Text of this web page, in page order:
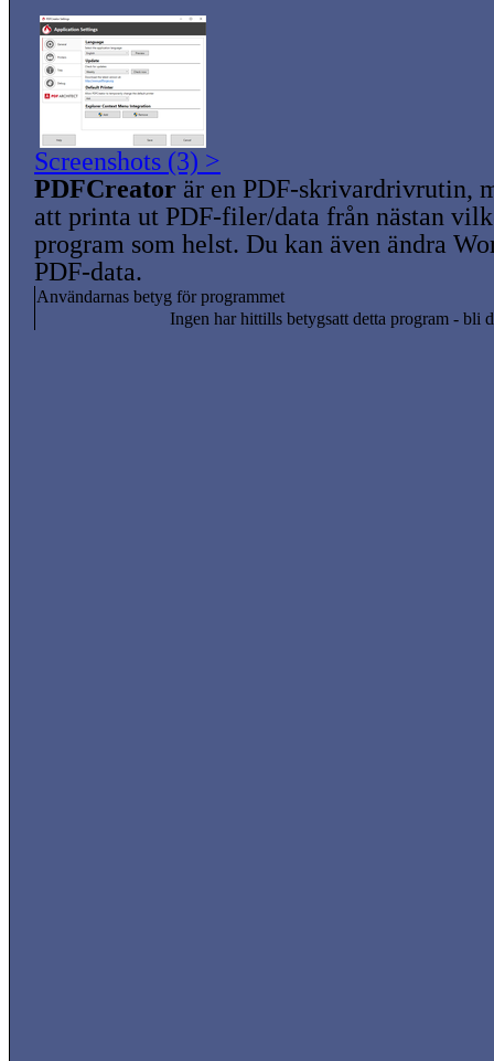
Screenshots (3) >
PDFCreator är en PDF-skrivardrivrutin,
att printa ut PDF-filer/data från nästan
program som helst. Du kan även ändra
PDF-data.
Användarnas betyg för programmet
Ingen har hittills betygsatt detta program - bli